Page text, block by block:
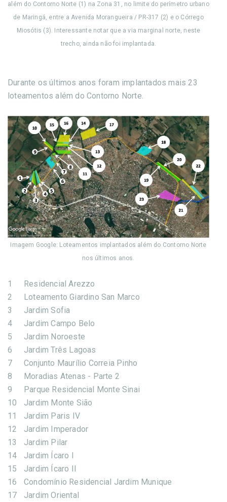
além do Contorno Norte (1) na Zona 31, no limite do perímetro urbano
de Maringá, entre a Avenida Morangueira / PR-317 (2) e o Córrego
Miosótis (3). Interessante notar que a via marginal norte, neste
trecho, ainda não foi implantada.
Durante os últimos anos foram implantados mais 23
loteamentos além do Contorno Norte.
Imagem Google: Loteamentos implantados além do Contorno Norte
nos últimos anos.
1
Residencial Arezzo
2
Loteamento Giardino San Marco
3
Jardim Sofia
4
Jardim Campo Belo
5
Jardim Noroeste
6
Jardim Três Lagoas
7
Conjunto Maurílio Correia Pinho
8
Moradias Atenas - Parte 2
9
Parque Residencial Monte Sinai
10
Jardim Monte Sião
11
Jardim Paris IV
12
Jardim Imperador
13
Jardim Pilar
14
Jardim Ícaro I
15
Jardim Ícaro II
16
Condomínio Residencial Jardim Munique
17
Jardim Oriental